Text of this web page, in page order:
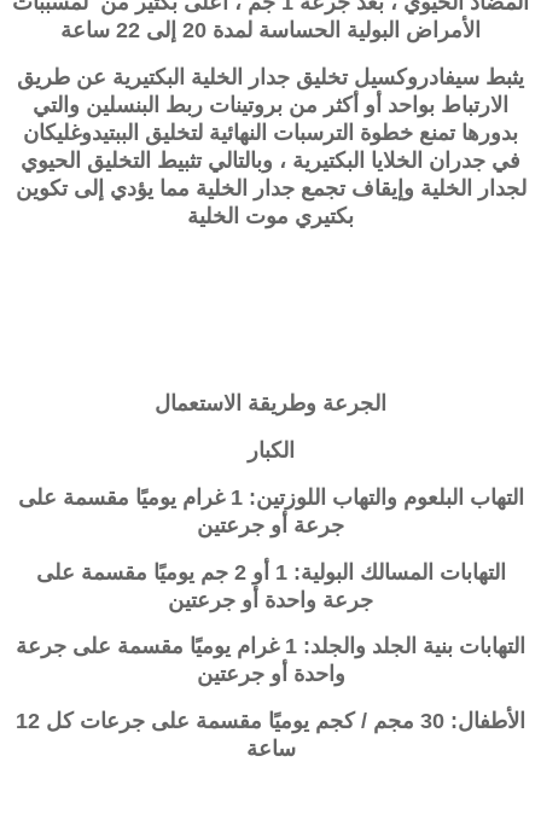
الأمراض البولية الحساسة لمدة 20 إلى 22 ساعة
يثبط سيفادروكسيل تخليق جدار الخلية البكتيرية عن طريق
الارتباط بواحد أو أكثر من بروتينات ربط البنسلين والتي
بدورها تمنع خطوة الترسبات النهائية لتخليق الببتيدوغليكان
في جدران الخلايا البكتيرية ، وبالتالي تثبيط التخليق الحيوي
لجدار الخلية وإيقاف تجمع جدار الخلية مما يؤدي إلى تكوين
بكتيري موت الخلية
الجرعة وطريقة الاستعمال
الكبار
التهاب البلعوم والتهاب اللوزتين: 1 غرام يوميًا مقسمة على
جرعة أو جرعتين
التهابات المسالك البولية: 1 أو 2 جم يوميًا مقسمة على
جرعة واحدة أو جرعتين
التهابات بنية الجلد والجلد: 1 غرام يوميًا مقسمة على جرعة
واحدة أو جرعتين
الأطفال: 30 مجم / كجم يوميًا مقسمة على جرعات كل 12
ساعة